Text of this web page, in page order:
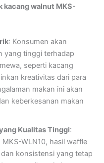
kacang walnut MKS-
: Konsumen akan
yang tinggi terhadap
seperti kacang
kreativitas dari para
makan ini akan
keberkesanan makan
Kualitas Tinggi:
WLN10, hasil waffle
konsistensi yang tetap